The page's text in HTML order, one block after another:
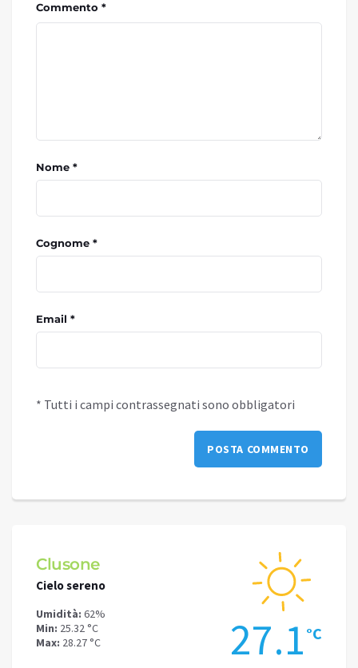
Commento *
Nome *
Cognome *
Email *
* Tutti i campi contrassegnati sono obbligatori
Clusone
Cielo sereno
Umidità: 62%
Min: 25.32 °C
Max: 28.27 °C 27.1 °C